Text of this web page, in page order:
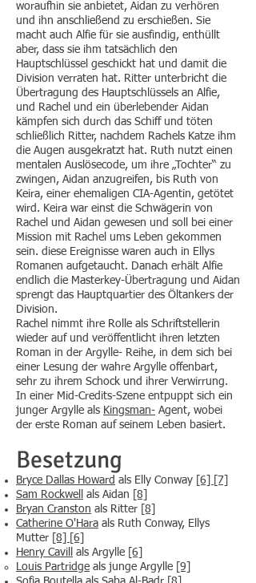
woraufhin sie anbietet, Aidan zu verhören
und ihn anschließend zu erschießen. Sie
macht auch Alfie für sie ausfindig, enthüllt
aber, dass sie ihm tatsächlich den
Hauptschlüssel geschickt hat und damit die
Division verraten hat. Ritter unterbricht die
Übertragung des Hauptschlüssels an Alfie,
und Rachel und ein überlebender Aidan
kämpfen sich durch das Schiff und töten
schließlich Ritter, nachdem Rachels Katze ihm
die Augen ausgekratzt hat. Ruth nutzt einen
mentalen Auslösecode, um ihre „Tochter“ zu
zwingen, Aidan anzugreifen, bis Ruth von
Keira, einer ehemaligen CIA-Agentin, getötet
wird. Keira war einst die Schwägerin von
Rachel und Aidan gewesen und soll bei einer
Mission mit Rachel ums Leben gekommen
sein. diese Ereignisse waren auch in Ellys
Romanen aufgetaucht. Danach erhält Alfie
endlich die Masterkey-Übertragung und Aidan
sprengt das Hauptquartier des Öltankers der
Division.
Rachel nimmt ihre Rolle als Schriftstellerin
wieder auf und veröffentlicht ihren letzten
Roman in der Argylle- Reihe, in dem sich bei
einer Lesung der wahre Argylle offenbart,
sehr zu ihrem Schock und ihrer Verwirrung.
In einer Mid-Credits-Szene entpuppt sich ein
junger Argylle als Kingsman- Agent, wobei
der erste Roman auf seinem Leben basiert.
Besetzung
Bryce Dallas Howard als Elly Conway [6]
[7]
Sam Rockwell
als Aidan
[8]
Bryan Cranston als Ritter
[8]
Catherine O'Hara als Ruth Conway, Ellys
Mutter
[8]
[6]
Henry Cavill
als Argylle
[6]
Louis Partridge als junge Argylle
[9]